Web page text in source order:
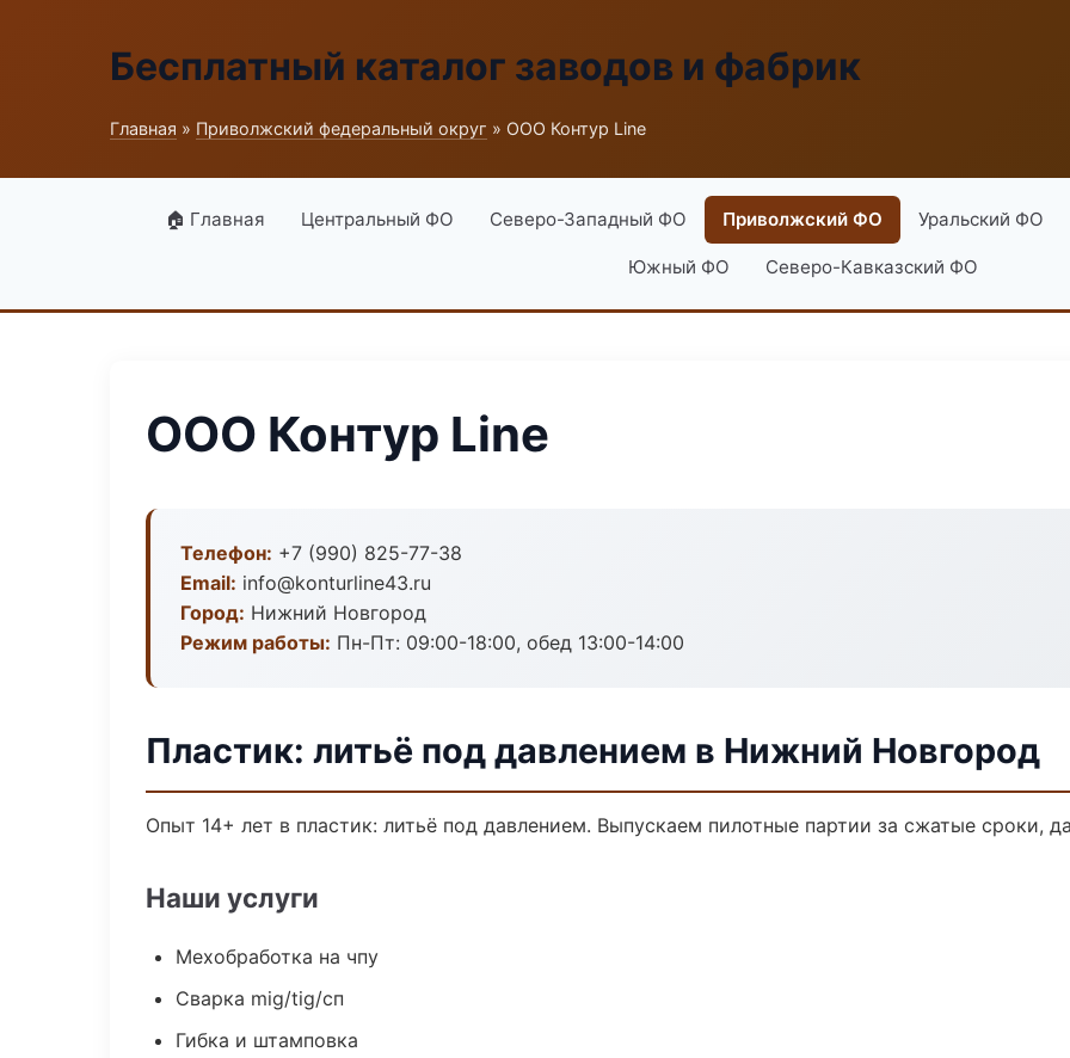
Бесплатный каталог заводов и фабрик
Главная » Приволжский федеральный округ » ООО Контур Line
🏠 Главная Центральный ФО Северо-Западный ФО Приволжский ФО Уральский ФО
Южный ФО Северо-Кавказский ФО
ООО Контур Line
Телефон: +7 (990) 825-77-38
Email: info@konturline43.ru
Город: Нижний Новгород
Режим работы: Пн-Пт: 09:00-18:00, обед 13:00-14:00
Пластик: литьё под давлением в Нижний Новгород
Опыт 14+ лет в пластик: литьё под давлением. Выпускаем пилотные партии за сжатые сроки,
Наши услуги
Мехобработка на чпу
Сварка mig/tig/сп
Гибка и штамповка